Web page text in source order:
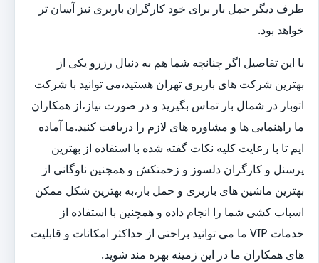
طرف دیگر حمل بار برای خود کارگران باربری نیز آسان تر
خواهد بود.
با این تفاصیل اگر چنانچه شما هم به دنبال رزرو یکی از
بهترین شرکت های باربری تهران هستید،می توانید با شرکت
اتوبار در شمال بار تماس بگیرید و در صورت نیاز،از همکاران
ما راهنمایی ها و مشاوره های لازم را دریافت کنید.ما آماده
ایم تا با رعایت کلیه نکات گفته شده با استفاده از بهترین
پرسنل و کارگران دلسوز و زحمتکش و همچنین ناوگانی از
بهترین ماشین های باربری و حمل بار،به بهترین شکل ممکن
اسباب کشی شما را انجام داده و همچنین با استفاده از
خدمات VIP ما می توانید براحتی از حداکثر امکانات و قابلیت
های همکاران ما در این زمینه بهره مند شوید.